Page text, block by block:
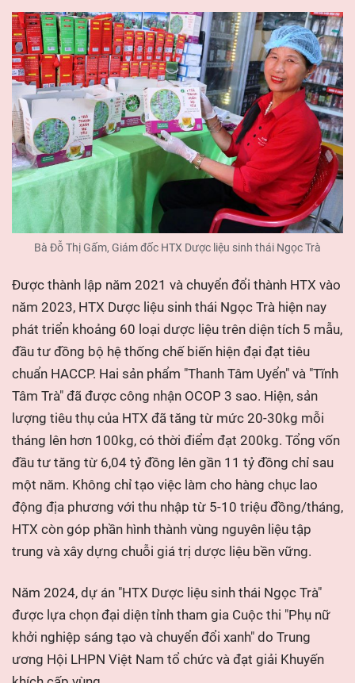
Bà Đỗ Thị Gấm, Giám đốc HTX Dược liệu sinh thái Ngọc Trà
Được thành lập năm 2021 và chuyển đổi thành HTX vào
năm 2023, HTX Dược liệu sinh thái Ngọc Trà hiện nay
phát triển khoảng 60 loại dược liệu trên diện tích 5 mẫu,
đầu tư đồng bộ hệ thống chế biến hiện đại đạt tiêu
chuẩn HACCP. Hai sản phẩm "Thanh Tâm Uyển" và "Tĩnh
Tâm Trà" đã được công nhận OCOP 3 sao. Hiện, sản
lượng tiêu thụ của HTX đã tăng từ mức 20-30kg mỗi
tháng lên hơn 100kg, có thời điểm đạt 200kg. Tổng vốn
đầu tư tăng từ 6,04 tỷ đồng lên gần 11 tỷ đồng chỉ sau
một năm. Không chỉ tạo việc làm cho hàng chục lao
động địa phương với thu nhập từ 5-10 triệu đồng/tháng,
HTX còn góp phần hình thành vùng nguyên liệu tập
trung và xây dựng chuỗi giá trị dược liệu bền vững.
Năm 2024, dự án "HTX Dược liệu sinh thái Ngọc Trà"
được lựa chọn đại diện tỉnh tham gia Cuộc thi "Phụ nữ
khởi nghiệp sáng tạo và chuyển đổi xanh" do Trung
ương Hội LHPN Việt Nam tổ chức và đạt giải Khuyến